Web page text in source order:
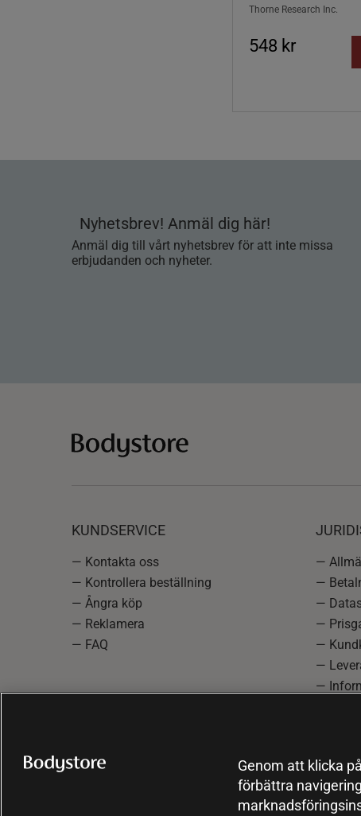
Thorne Research Inc.
548 kr
Nyhetsbrev! Anmäl dig här!
Anmäl dig till vårt nyhetsbrev för att inte missa
erbjudanden och nyheter.
KUNDSERVICE
— Kontakta oss
— Kontrollera beställning
— Ångra köp
— Reklamera
— FAQ
—
—
—
—
—
—
—
Genom att klicka
förbättra